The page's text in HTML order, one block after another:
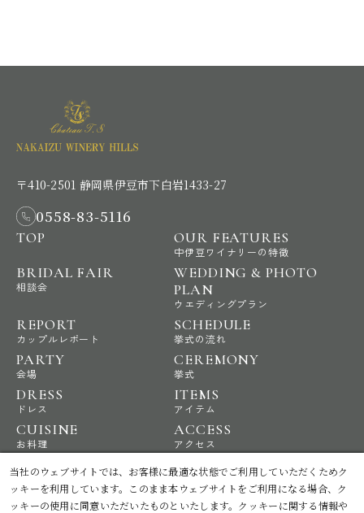
〒410-2501 静岡県伊豆市下白岩1433-27
0558-83-5116
TOP OUR FEATURES
中伊豆ワイナリーの特徴
BRIDAL FAIR
相談会
WEDDING & PHOTO
PLAN
ウエディングプラン
REPORT
カップルレポート
SCHEDULE
挙式の流れ
PARTY
会場
CEREMONY
挙式
DRESS
ドレス
ITEMS
アイテム
CUISINE
お料理
ACCESS
アクセス
NEWS
ニュース
STAFF BLOG
スタッフブログ
当社のウェブサイトでは、お客様に最適な状態でご利用していただくためク
ッキーを利用しています。このまま本ウェブサイトをご利用になる場合、ク
ッキーの使用に同意いただいたものといたします。クッキーに関する情報や